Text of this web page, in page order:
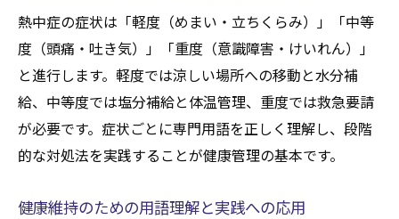
熱中症の症状は「軽度（めまい・立ちくらみ）」「中等
度（頭痛・吐き気）」「重度（意識障害・けいれん）」
と進行します。軽度では涼しい場所への移動と水分補
給、中等度では塩分補給と体温管理、重度では救急要請
が必要です。症状ごとに専門用語を正しく理解し、段階
的な対処法を実践することが健康管理の基本です。
健康維持のための用語理解と実践への応用